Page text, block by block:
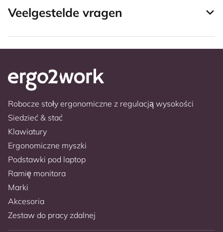
Veelgestelde vragen
Robocze stoły ergonomiczne z regulacją wysokości
Siedzieć & stać
Klawiatury
Ergonomiczne myszki
Podstawki pod laptop
Ramię monitora
Marki
Akcesoria
Zestaw do pracy zdalnej